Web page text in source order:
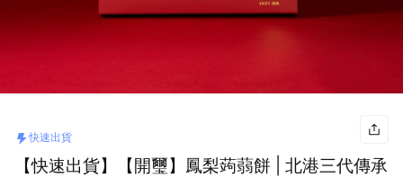
快速出貨
【快速出貨】【開璽】鳳梨蒟蒻餅 | 北港三代傳承